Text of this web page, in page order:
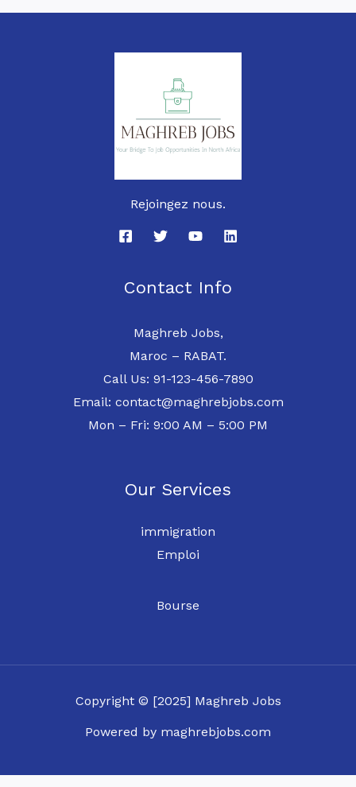
Rejoingez nous.
Contact Info
Maghreb Jobs,
Maroc – RABAT.
Call Us: 91-123-456-7890
Email: contact@maghrebjobs.com
Mon – Fri: 9:00 AM – 5:00 PM
Our Services
immigration
Emploi
Bourse
Copyright © [2025] Maghreb Jobs
Powered by maghrebjobs.com